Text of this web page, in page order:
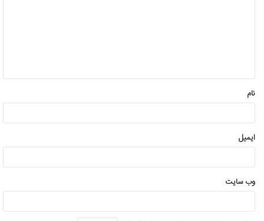
*
نام
ایمیل
وب‌ سایت